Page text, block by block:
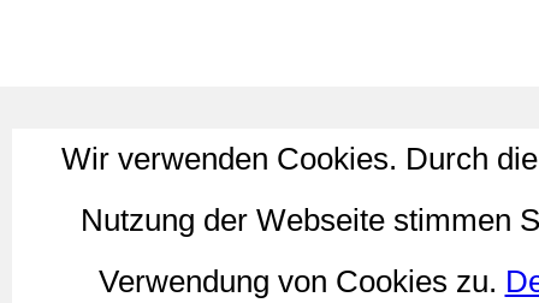
Wir verwenden Cookies. Durch
Nutzung der Webseite stimmen
Verwendung von Cookies zu.